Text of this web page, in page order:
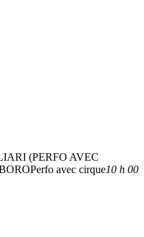
(PERFO AVEC
Perfo avec cirque10 h 00